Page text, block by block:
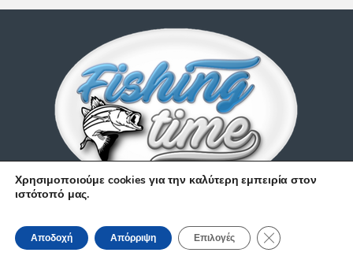
210 9514 529
Χρησιμοποιούμε cookies για την καλύτερη εμπειρία στον
ιστότοπό μας.
Αποδοχή Απόρριψη Επιλογές Κλείσιμο του